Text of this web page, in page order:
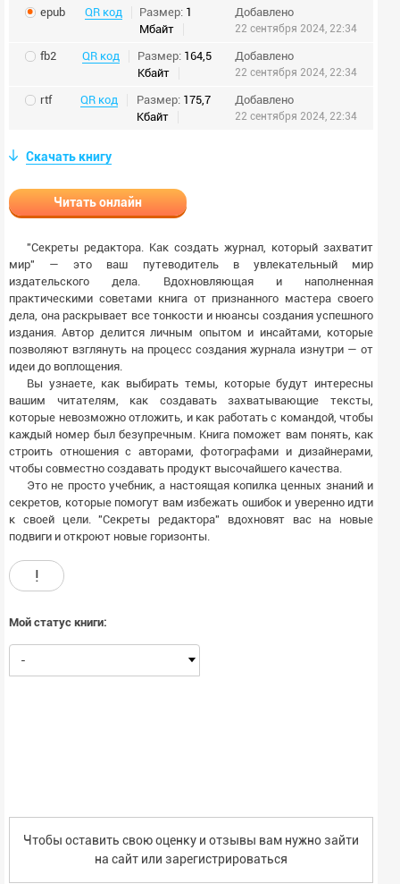
epub QR код Размер: 1
Мбайт
Добавлено
22 сентября 2024, 22:34
fb2 QR код Размер: 164,5
Кбайт
Добавлено
22 сентября 2024, 22:34
rtf QR код Размер: 175,7
Кбайт
Добавлено
22 сентября 2024, 22:34
Скачать книгу
Читать онлайн
"Секреты редактора. Как создать журнал, который захватит
мир" — это ваш путеводитель в увлекательный мир
издательского дела. Вдохновляющая и наполненная
практическими советами книга от признанного мастера своего
дела, она раскрывает все тонкости и нюансы создания успешного
издания. Автор делится личным опытом и инсайтами, которые
позволяют взглянуть на процесс создания журнала изнутри — от
идеи до воплощения.
Вы узнаете, как выбирать темы, которые будут интересны
вашим читателям, как создавать захватывающие тексты,
которые невозможно отложить, и как работать с командой, чтобы
каждый номер был безупречным. Книга поможет вам понять, как
строить отношения с авторами, фотографами и дизайнерами,
чтобы совместно создавать продукт высочайшего качества.
Это не просто учебник, а настоящая копилка ценных знаний и
секретов, которые помогут вам избежать ошибок и уверенно идти
к своей цели. "Секреты редактора" вдохновят вас на новые
подвиги и откроют новые горизонты.
!
Мой статус книги:
-
Чтобы оставить свою оценку и отзывы вам нужно зайти
на сайт или зарегистрироваться